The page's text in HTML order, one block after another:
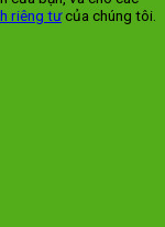
riêng tưcủa chúng tôi.